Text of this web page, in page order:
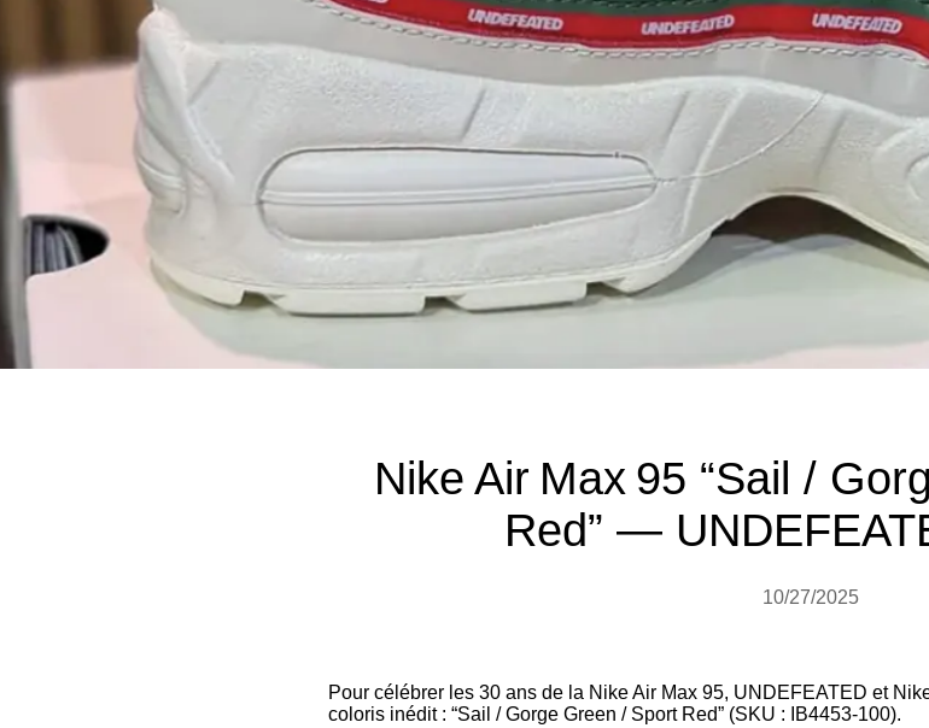
Nike Air Max 95 “Sail /
Red” —
10/27/2025
Pour célébrer les 30 ans de la Nike Air Max 95, UNDEFEATED et
coloris inédit : “Sail / Gorge Green / Sport Red” (SKU : IB4453-100).